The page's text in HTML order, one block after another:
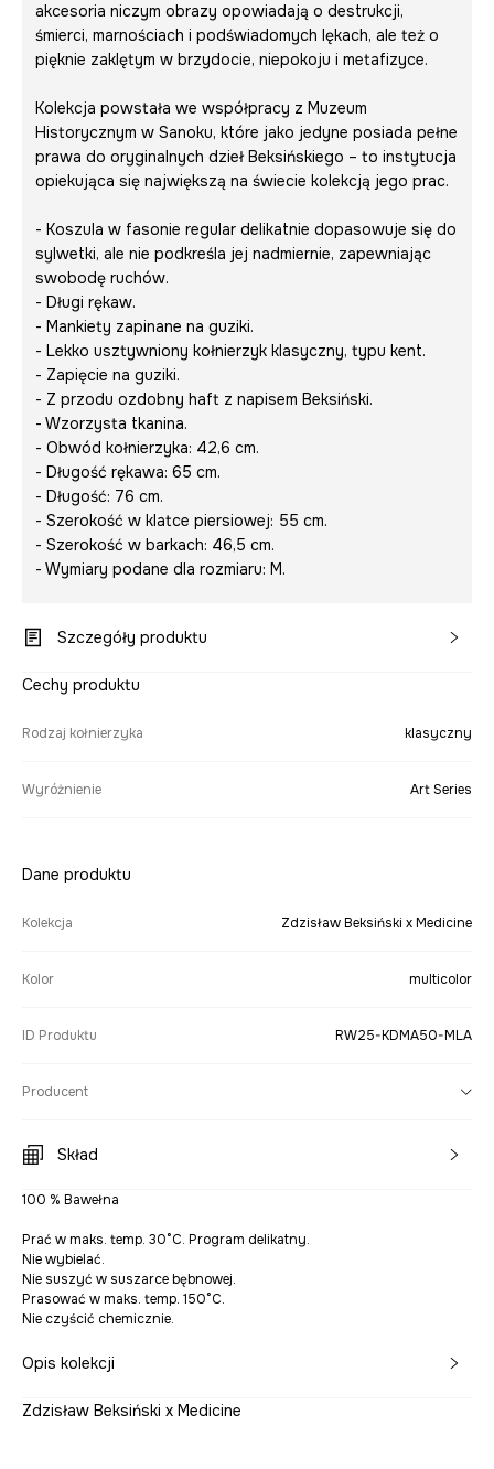
akcesoria niczym obrazy opowiadają o destrukcji,
śmierci, marnościach i podświadomych lękach, ale też o
pięknie zaklętym w brzydocie, niepokoju i metafizyce.
Kolekcja powstała we współpracy z Muzeum
Historycznym w Sanoku, które jako jedyne posiada pełne
prawa do oryginalnych dzieł Beksińskiego – to instytucja
opiekująca się największą na świecie kolekcją jego prac.
- Koszula w fasonie regular delikatnie dopasowuje się do
sylwetki, ale nie podkreśla jej nadmiernie, zapewniając
swobodę ruchów.
- Długi rękaw.
- Mankiety zapinane na guziki.
- Lekko usztywniony kołnierzyk klasyczny, typu kent.
- Zapięcie na guziki.
- Z przodu ozdobny haft z napisem Beksiński.
- Wzorzysta tkanina.
- Obwód kołnierzyka: 42,6 cm.
- Długość rękawa: 65 cm.
- Długość: 76 cm.
- Szerokość w klatce piersiowej: 55 cm.
- Szerokość w barkach: 46,5 cm.
- Wymiary podane dla rozmiaru: M.
Szczegóły produktu
Cechy produktu
Rodzaj kołnierzyka klasyczny
Wyróżnienie Art Series
Dane produktu
Kolekcja Zdzisław Beksiński x Medicine
Kolor multicolor
ID Produktu RW25-KDMA50-MLA
Producent
Skład
100 % Bawełna
Prać w maks. temp. 30°C. Program delikatny.
Nie wybielać.
Nie suszyć w suszarce bębnowej.
Prasować w maks. temp. 150°C.
Nie czyścić chemicznie.
Opis kolekcji
Zdzisław Beksiński x Medicine